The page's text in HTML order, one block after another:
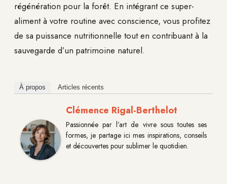
régénération pour la forêt. En intégrant ce super-
aliment à votre routine avec conscience, vous profitez
de sa puissance nutritionnelle tout en contribuant à la
sauvegarde d’un patrimoine naturel.
À propos Articles récents
Clémence Rigal-Berthelot
Passionnée par l’art de vivre sous toutes ses
formes, je partage ici mes inspirations, conseils
et découvertes pour sublimer le quotidien.